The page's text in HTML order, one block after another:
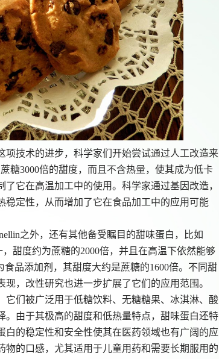
技术的进步，科学家们开始尝试通过人工改造来
糖3000倍的甜度，而且不含热量，使其成为低卡
它在高温加工中的使用。科学家通过基因改造，
稳定性，从而增加了它在食品加工中的应用可能
之外，还有其他备受瞩目的甜味蛋白，比如
，甜度约为蔗糖的2000倍，并且在高温下依然能够
品添加剂，其甜度大约是蔗糖的1600倍。不同甜
，改性研究也进一步扩展了它们的应用范围。
们被广泛用于低糖饮料、无糖糖果、冰淇淋、酸
由于其极高的甜度和低热量特点，甜味蛋白还特
的稳定性和安全性使其在医药领域也有广阔的应
的口感，尤其适用于儿童用药和需要长期服用的